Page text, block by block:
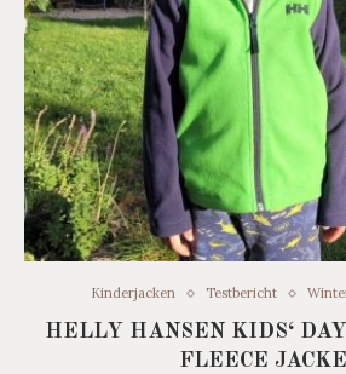
Kinderjacken Testbericht
HELLY HANSEN KIDS‘
FLEECE